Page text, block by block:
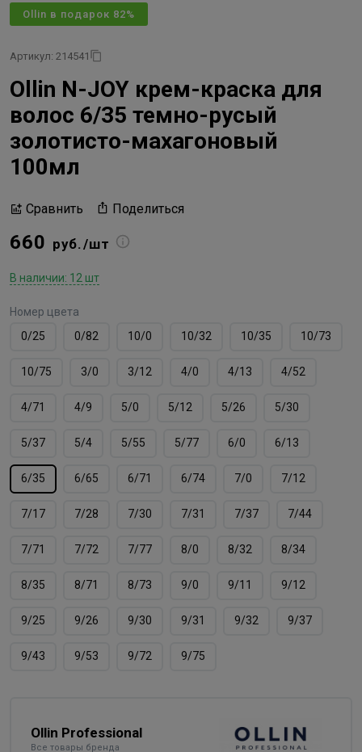
Ollin в подарок 82%
Артикул: 214541
Ollin N-JOY крем-краска для
волос 6/35 темно-русый
золотисто-махагоновый
100мл
Сравнить Поделиться
660 руб./шт
В наличии: 12 шт
Номер цвета
0/25
0/82 10/0 10/32 10/35 10/73
10/75 3/0 3/12 4/0 4/13 4/52
4/71 4/9 5/0 5/12 5/26 5/30
5/37 5/4 5/55 5/77 6/0 6/13
6/35 6/65 6/71 6/74 7/0 7/12
7/17 7/28 7/30 7/31 7/37 7/44
7/71 7/72 7/77 8/0 8/32 8/34
8/35 8/71 8/73 9/0 9/11 9/12
9/25 9/26 9/30 9/31 9/32 9/37
9/43 9/53 9/72 9/75
Ollin Professional
Все товары бренда